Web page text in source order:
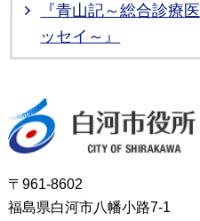
『青山記～総合診療
ッセイ～』
〒961-8602
福島県白河市八幡小路7-1